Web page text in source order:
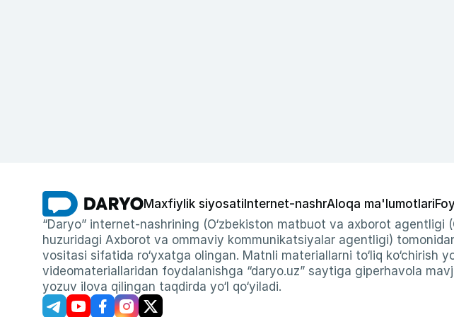
Maxfiylik siyosati Internet-nashrAloqa ma'lumotlari
“Daryo” internet-nashrining (O‘zbekiston matbuot va axborot agentligi
huzuridagi Axborot va ommaviy kommunikatsiyalar agentligi)
vositasi sifatida ro‘yxatga olingan. Matnli materiallarni to‘liq
videomateriallaridan foydalanishga “daryo.uz” saytiga giperhavola
yozuv ilova qilingan taqdirda yo‘l qo‘yiladi.